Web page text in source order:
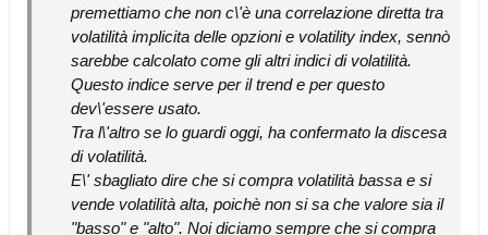
premettiamo che non c\'è una correlazione diretta tra
volatilità implicita delle opzioni e volatility index, sennò
sarebbe calcolato come gli altri indici di volatilità.
Questo indice serve per il trend e per questo
dev\'essere usato.
Tra l\'altro se lo guardi oggi, ha confermato la discesa
di volatilità.
E\' sbagliato dire che si compra volatilità bassa e si
vende volatilità alta, poichè non si sa che valore sia il
"basso" e "alto". Noi diciamo sempre che si compra